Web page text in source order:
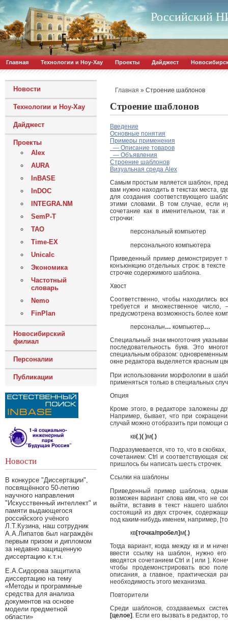
Российский
Главная Технологии и Ноу-Хау Проекты Дайджест
Новости
Технологии и Ноу-Хау
Дайджест
Проекты
Alex
AURA
InBASE
InDOC
INTEGRA.NM
SemP-T
ТАО
Time-EX
Unicalc
Экономика
Частотный
словарь
Nemo
FinPlan
Новосибирский
филиал
Персоналии
Публикации
Новости
В конкурсе "Диссертации",
посвящённого 50-летию
научного направления
"Искусственный интеллект" и
памяти выдающегося
российского учёного
Л.Т.Кузина, наш сотрудник
А.А.Липатов был награждён
первым призом и дипломом
за недавно защищенную
диссертацию к.т.н.
Е.А.Сидорова защитила
диссертацию на тему
«Методы и программные
средства для анализа
документов на основе
модели предметной
области»
Главная » Строение шаблонов
Строение шаблонов
Введение
Основные понятия
Примеры применения
— Описание товаров
— Объявления
Строение шаблонов
Визуальная среда Alex
Самым простым является шаблон,
вам нужно находить в текстах места,
для создания соответствующего
этими словами. В том случае, если
сочетание как в именительном, так
строчки:
персональный компьютер
персонального компьютера
Приведенный пример демонстрирует
конъюнкцию отдельных строк: в
строчке содержимого шаблона.
Хвост
Соответственно, чтобы находились
требуется и множественное
предусмотрена возможность более
персональн… компьютер…
Специальный знак многоточия
последовательность букв. Это
специальным образом:
окне редактора выделяется красным
При использовании морфологии в
применяться только в специальных
Опция
Кроме этого, в редакторе заложены
Например, бывает, что при
случай можно отобразить при помощи
кв(.)( )м(.)
Подразумевается, что то, что в
сочетанием: Ctrl и соответствующая
пришлось бы написать шесть строчек.
Ссылки на шаблоны
Приведенный пример шаблона,
возможен вариант слова квм, что не
выйти, вставив в текст нашего
состоящий из двух строчек,
под каким-нибудь именем, например,
кв[точка/пробел]м( )
Тогда вариант, когда между кв и м
ввести ссылку на шаблон, нужно
вводятся сочетанием Ctrl и [ или ].
чтобы продемонстрировать всю
описания, а главное, практическая
необходимость этого механизма.
Повторители
Среди шаблонов, создаваемых
[целое] . Если его вызвать в редактор,